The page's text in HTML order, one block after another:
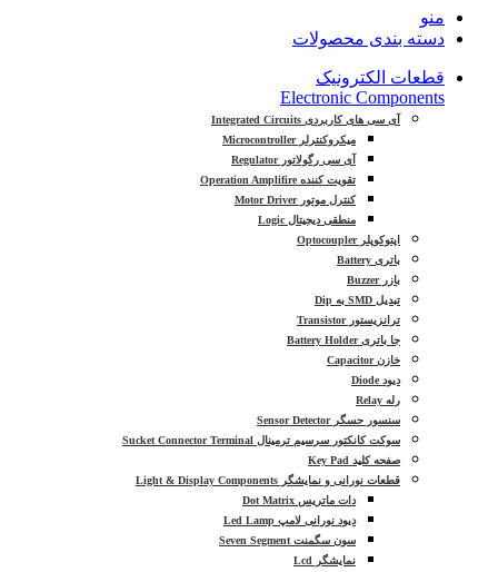
منو
دسته بندی محصولات
قطعات الکترونیک
Electronic Components
آی سی های کاربردی Integrated Circuits
میکروکنترلر Microcontroller
آی سی رگولاتور Regulator
تقویت کننده Operation Amplifire
کنترل موتور Motor Driver
منطقی دیجیتال Logic
اپتوکوپلر Optocoupler
باتری Battery
بازر Buzzer
تبدیل SMD به Dip
ترانزیستور Transistor
جا باتری Battery Holder
خازن Capacitor
دیود Diode
رله Relay
سنسور حسگر Sensor Detector
سوکت کانکتور سرسیم ترمینال Sucket Connector Terminal
صفحه کلید Key Pad
قطعات نورانی و نمایشگر Light & Display Components
دات ماتریس Dot Matrix
دیود نورانی لامپ Led Lamp
سون سگمنت Seven Segment
نمایشگر Lcd